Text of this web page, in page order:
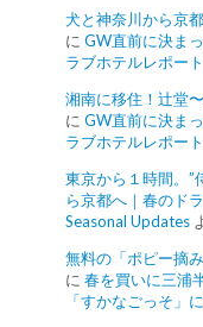
犬と神奈川から京
に GW直前に決ま
ラブホテルレポー
湘南に移住！辻堂
に GW直前に決ま
ラブホテルレポー
東京から１時間。”
ら京都へ｜春のド
Seasonal Updates
無料の「ポピー摘
に 春を買いに三浦
「すかなごっそ」